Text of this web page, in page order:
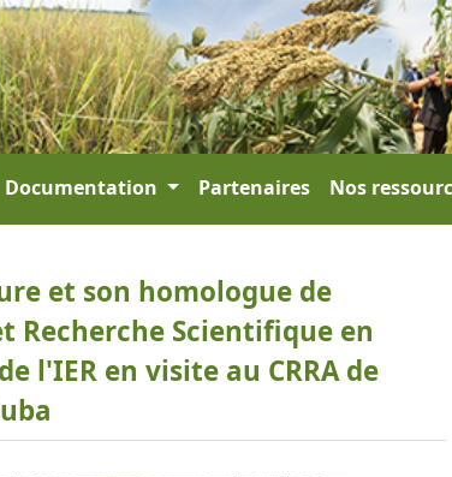
Documentation Partenaires Nos
et son homologue de
Recherche Scientifique en
l'IER en visite au CRRA de